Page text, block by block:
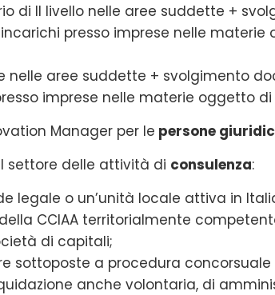
di II livello nelle aree suddette +
presso imprese nelle materie
nelle aree suddette + svolgimento
imprese nelle materie oggetto
Manager per le persone
settore delle attività di consulenza:
legale o un’unità locale attiva in
CCIAA territorialmente
di capitali;
sottoposte a procedura
anche volontaria, di